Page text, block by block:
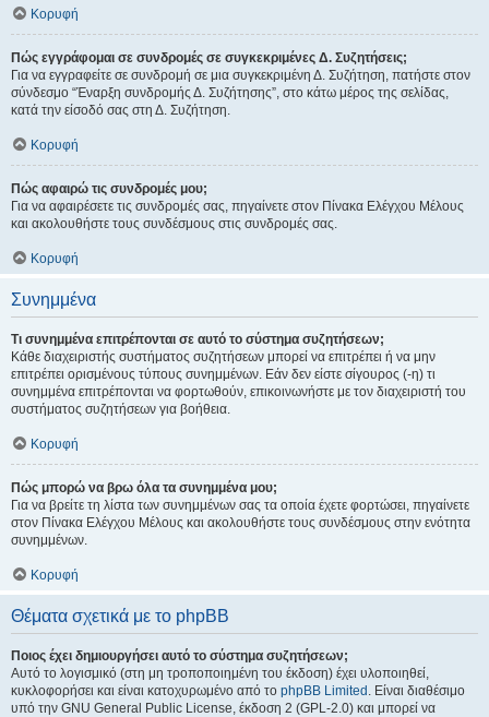
Κορυφή
Πώς εγγράφομαι σε συνδρομές σε συγκεκριμένες Δ. Συζητήσεις;
Για να εγγραφείτε σε συνδρομή σε μια συγκεκριμένη Δ. Συζήτηση, πατήστε στον
σύνδεσμο “Έναρξη συνδρομής Δ. Συζήτησης”, στο κάτω μέρος της σελίδας,
κατά την είσοδό σας στη Δ. Συζήτηση.
Κορυφή
Πώς αφαιρώ τις συνδρομές μου;
Για να αφαιρέσετε τις συνδρομές σας, πηγαίνετε στον Πίνακα Ελέγχου Μέλους
και ακολουθήστε τους συνδέσμους στις συνδρομές σας.
Κορυφή
Συνημμένα
Τι συνημμένα επιτρέπονται σε αυτό το σύστημα συζητήσεων;
Κάθε διαχειριστής συστήματος συζητήσεων μπορεί να επιτρέπει ή να μην
επιτρέπει ορισμένους τύπους συνημμένων. Εάν δεν είστε σίγουρος (-η) τι
συνημμένα επιτρέπονται να φορτωθούν, επικοινωνήστε με τον διαχειριστή του
συστήματος συζητήσεων για βοήθεια.
Κορυφή
Πώς μπορώ να βρω όλα τα συνημμένα μου;
Για να βρείτε τη λίστα των συνημμένων σας τα οποία έχετε φορτώσει, πηγαίνετε
στον Πίνακα Ελέγχου Μέλους και ακολουθήστε τους συνδέσμους στην ενότητα
συνημμένων.
Κορυφή
Θέματα σχετικά με το phpBB
Ποιος έχει δημιουργήσει αυτό το σύστημα συζητήσεων;
Αυτό το λογισμικό (στη μη τροποποιημένη του έκδοση) έχει υλοποιηθεί,
κυκλοφορήσει και είναι κατοχυρωμένο από το phpBB Limited . Είναι διαθέσιμο
υπό την GNU General Public License, έκδοση 2 (GPL-2.0) και μπορεί να